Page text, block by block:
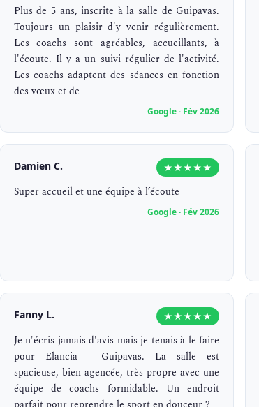
Plus de 5 ans, inscrite à la salle de Guipavas.
Toujours un plaisir d'y venir régulièrement.
Les coachs sont agréables, accueillants, à
l'écoute. Il y a un suivi régulier de l'activité.
Les coachs adaptent des séances en fonction
des vœux et de
Google · Fév 2026
Damien C. ★★★★★
Super accueil et une équipe à l’écoute
Google · Fév 2026
Fanny L. ★★★★★
Je n'écris jamais d'avis mais je tenais à le faire
pour Elancia - Guipavas. La salle est
spacieuse, bien agencée, très propre avec une
équipe de coachs formidable. Un endroit